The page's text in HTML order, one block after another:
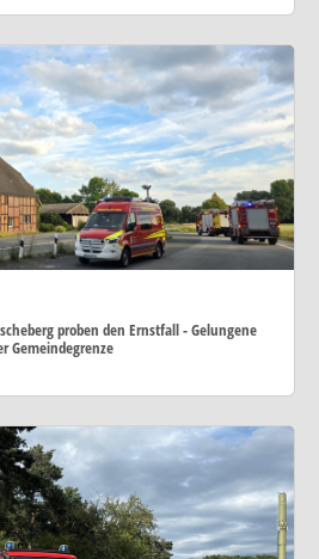
proben den Ernstfall - Gelungene
Gemeindegrenze